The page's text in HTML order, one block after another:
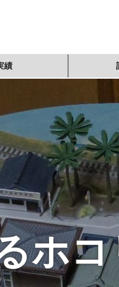
績
ホ